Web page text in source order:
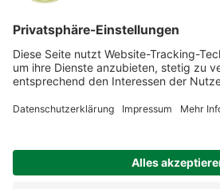
© Copyright 2022 Obstland Ehlers
Noch sind keine